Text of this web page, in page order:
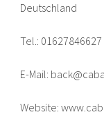
Deutschland
Tel.: 01627846627
E-Mail:
Website: